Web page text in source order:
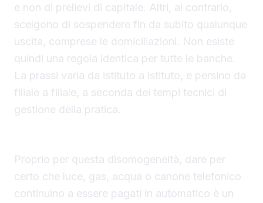
e non di prelievi di capitale. Altri, al contrario,
scelgono di sospendere fin da subito qualunque
uscita, comprese le domiciliazioni. Non esiste
quindi una regola identica per tutte le banche.
La prassi varia da istituto a istituto, e persino da
filiale a filiale, a seconda dei tempi tecnici di
gestione della pratica.
Proprio per questa disomogeneità, dare per
certo che luce, gas, acqua o canone telefonico
continuino a essere pagati in automatico è un